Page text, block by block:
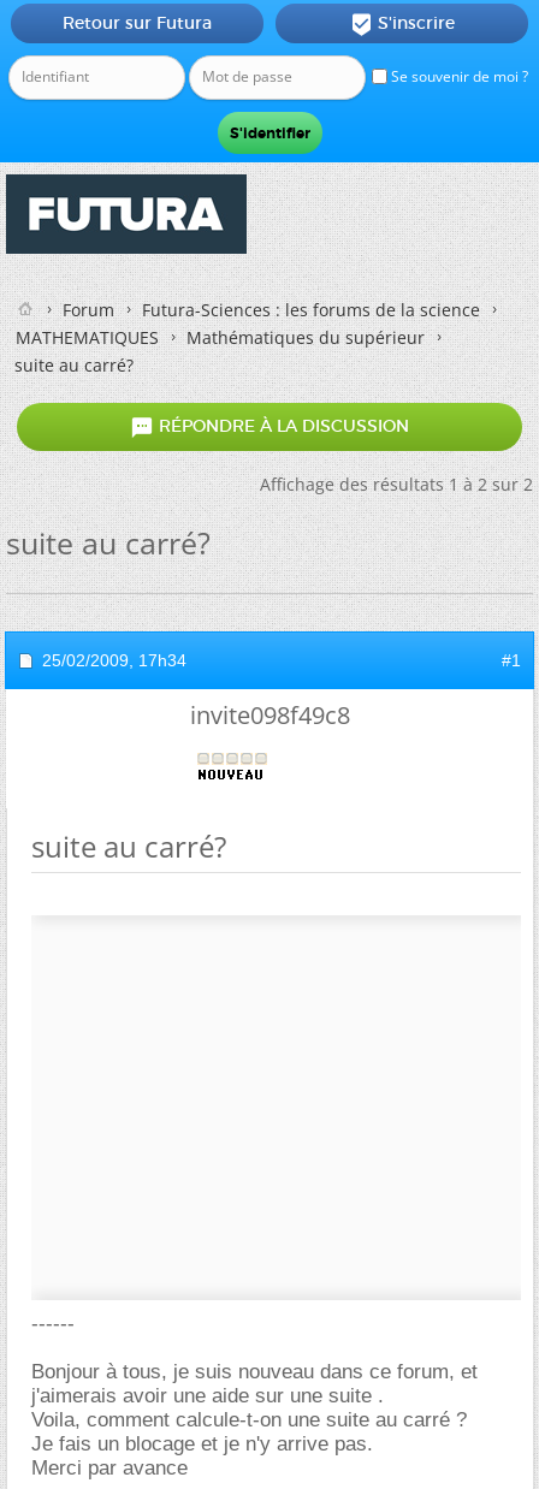
Se souvenir de moi ?
Retour sur Futura  S'inscrire
Forum
Futura-Sciences : les forums de la science
MATHEMATIQUES
Mathématiques du supérieur
suite au carré?
 RÉPONDRE À LA DISCUSSION
Affichage des résultats 1 à 2 sur 2
suite au carré?
25/02/2009, 17h34 #1
invite098f49c8
suite au carré?
------
Bonjour à tous, je suis nouveau dans ce forum, et
j'aimerais avoir une aide sur une suite .
Voila, comment calcule-t-on une suite au carré ?
Je fais un blocage et je n'y arrive pas.
Merci par avance